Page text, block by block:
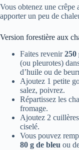
Vous obtenez une
apporter un peu de
Version forestière aux
Faites revenir250
(ou pleurotes)
d’huile ou de
Ajoutez 1 petite
salez, poivrez.
Répartissez les
fromage.
Ajoutez 2
ciselé.
Vous pouvez
80 g de bleu ou